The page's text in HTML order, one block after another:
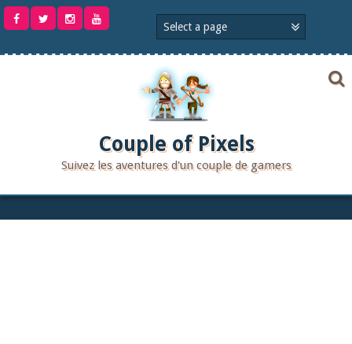
Aller
Couple of Pixels
Suivez les aventures d'un couple de gamers